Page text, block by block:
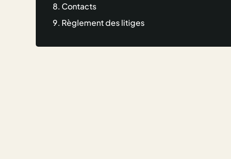
8. Contacts
9. Règlement des litiges